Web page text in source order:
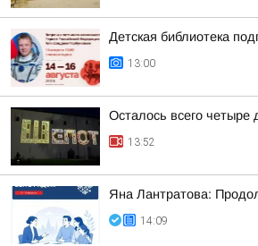
Детская библиотека
13:00
Осталось всего четыре
13:52
Яна Лантратова:
14:09